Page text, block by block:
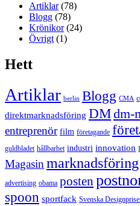
Artiklar(78)
Blogg (78)
Krönikor(24)
Övrigt(1)
Hett
Artiklar berlin Blogg CMA
direktmarknadsföring DMdm-
entreprenör film företagande
guldbladet hållbarhet industri innovation
Magasinmarknadsföring
advertising obama posten
spoon sportfack Svenska